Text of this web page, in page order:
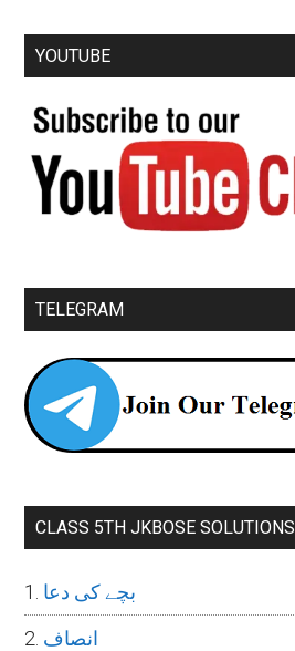
YOUTUBE
TELEGRAM
CLASS 5TH JKBOSE SOLUTIONS
بچے کی دعا
انصاف